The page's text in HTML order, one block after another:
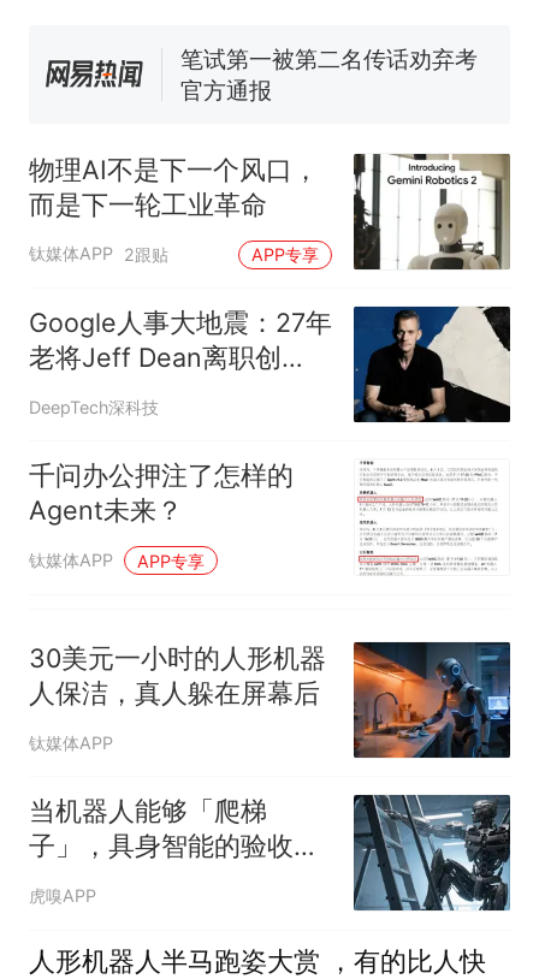
（新京报）
笔试第一被第二名传话劝弃考
官方通报
回大海 目击者直呼震惊 （视频
来源：参考消息）
热
西班牙飞地休达边境，摩洛
哥士兵搬起大石块投向移民引
争议，此前一天内数万人从摩
物理AI不是下一个风口，
而是下一轮工业革命
钛媒体APP 2跟贴 APP专享
Google人事大地震：27年
老将Jeff Dean离职创
业，哈萨比斯交权，
Gemini换了新老板
DeepTech深科技
千问办公押注了怎样的
Agent未来？
钛媒体APP APP专享
30美元一小时的人形机器
人保洁，真人躲在屏幕后
钛媒体APP
当机器人能够「爬梯
子」，具身智能的验收季
开始了
虎嗅APP
人形机器人半马跑姿大赏 ，有的比人快